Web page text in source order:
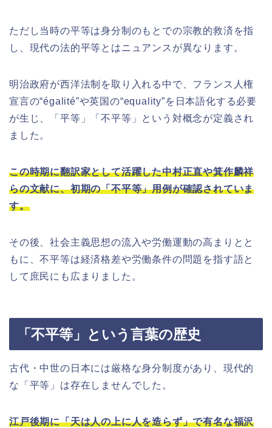
ただし当時の平等は身分制のもとでの宗教的救済を指
し、現代の法的平等とはニュアンスが異なります。
明治政府が西洋法制を取り入れる中で、フランス人権
宣言の“égalité”や英国の“equality”を日本語化する必要
が生じ、「平等」「不平等」という対概念が定義され
ました。
この時期に翻訳家として活躍した中村正直や箕作麟祥
らの文献に、初期の「不平等」用例が確認されていま
す。
その後、社会主義思想の流入や労働運動の高まりとと
もに、不平等は経済格差や労働条件の問題を指す語と
して庶民にも広まりました。
「不平等」という言葉の歴史
古代・中世の日本には厳格な身分制度があり、現代的
な「平等」は存在しませんでした。
江戸後期に「天は人の上に人を造らず」で有名な福沢